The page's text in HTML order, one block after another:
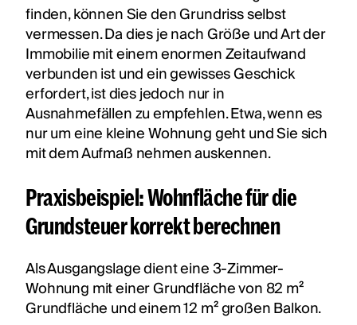
finden, können Sie den Grundriss selbst
vermessen. Da dies je nach Größe und Art der
Immobilie mit einem enormen Zeitaufwand
verbunden ist und ein gewisses Geschick
erfordert, ist dies jedoch nur in
Ausnahmefällen zu empfehlen. Etwa, wenn es
nur um eine kleine Wohnung geht und Sie sich
mit dem Aufmaß nehmen auskennen.
Praxisbeispiel: Wohnfläche für die
Grundsteuer korrekt berechnen
Als Ausgangslage dient eine 3-Zimmer-
Wohnung mit einer Grundfläche von 82 m²
Grundfläche und einem 12 m² großen Balkon.